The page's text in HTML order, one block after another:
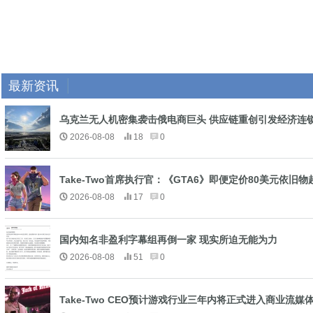
最新资讯
乌克兰无人机密集袭击俄电商巨头 供应链重创引发经济连
2026-08-08 18 0
Take-Two首席执行官：《GTA6》即便定价80美元依旧物
2026-08-08 17 0
国内知名非盈利字幕组再倒一家 现实所迫无能为力
2026-08-08 51 0
Take-Two CEO预计游戏行业三年内将正式进入商业流媒